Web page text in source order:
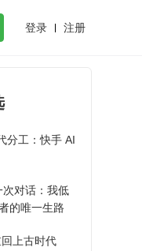
登录 注册
分工：快手 AI
对话：我低
的唯一生路
上古时代